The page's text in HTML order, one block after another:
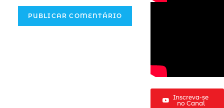
Inscreva-se
no Canal